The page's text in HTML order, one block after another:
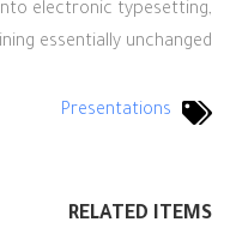
electronic typesetting,
essentially unchanged.
Presentations
RELATED ITEMS